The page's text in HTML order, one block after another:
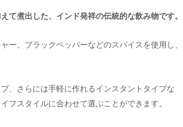
て煮出した、インド発祥の伝統的な飲み物です。
ー、ブラックペッパーなどのスパイスを使用し、
、さらには手軽に作れるインスタントタイプな
フスタイルに合わせて選ぶことができます。